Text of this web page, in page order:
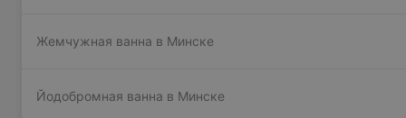
Жемчужная ванна в Минске
Йодобромная ванна в Минске